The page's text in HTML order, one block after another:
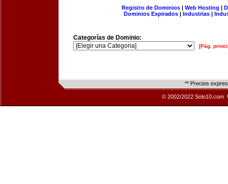
Registro de Dominios| Web Hosting |
Dominios Expirados | Industrias |
Categorías de Dominio:
[Pág.
** Precios
© 2002/2022 Solo10.com